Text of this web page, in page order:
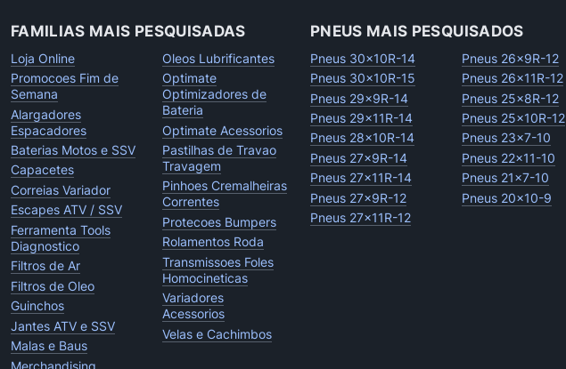
FAMILIAS MAIS PESQUISADAS
Loja Online
Promocoes Fim de
Semana
Alargadores
Espacadores
Baterias Motos e SSV
Capacetes
Correias Variador
Escapes ATV / SSV
Ferramenta Tools
Diagnostico
Filtros de Ar
Filtros de Oleo
Guinchos
Jantes ATV e SSV
Malas e Baus
Merchandising
Oleos Lubrificantes
Optimate
Optimizadores de
Bateria
Optimate Acessorios
Pastilhas de Travao
Travagem
Pinhoes Cremalheiras
Correntes
Protecoes Bumpers
Rolamentos Roda
Transmissoes Foles
Homocineticas
Variadores
Acessorios
Velas e Cachimbos
PNEUS MAIS PESQUISADOS
Pneus 30x10R-14
Pneus 30x10R-15
Pneus 29x9R-14
Pneus 29x11R-14
Pneus 28x10R-14
Pneus 27x9R-14
Pneus 27x11R-14
Pneus 27x9R-12
Pneus 27x11R-12
Pneus 26x9R-12
Pneus 26x11R-12
Pneus 25x8R-12
Pneus 25x10R-12
Pneus 23x7-10
Pneus 22x11-10
Pneus 21x7-10
Pneus 20x10-9